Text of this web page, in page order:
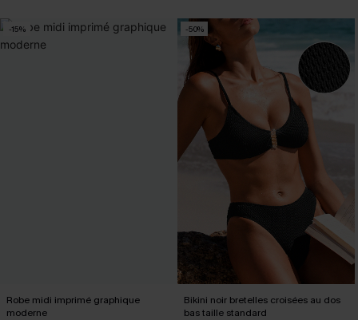
-15%
Robe midi imprimé graphique
moderne
-50%
Bikini noir bretelles croisées au dos
bas taille standard